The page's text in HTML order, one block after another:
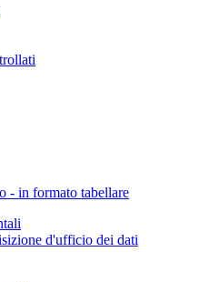
- in formato tabellare
d'ufficio dei dati